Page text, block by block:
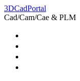
3DCadPortal
Cad/Cam/Cae & PLM